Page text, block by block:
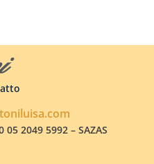
2049 5992 – SAZAS